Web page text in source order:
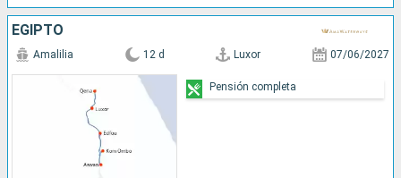
EGIPTO
Amalilia 12 d Luxor 07/06/2027
Pensión completa